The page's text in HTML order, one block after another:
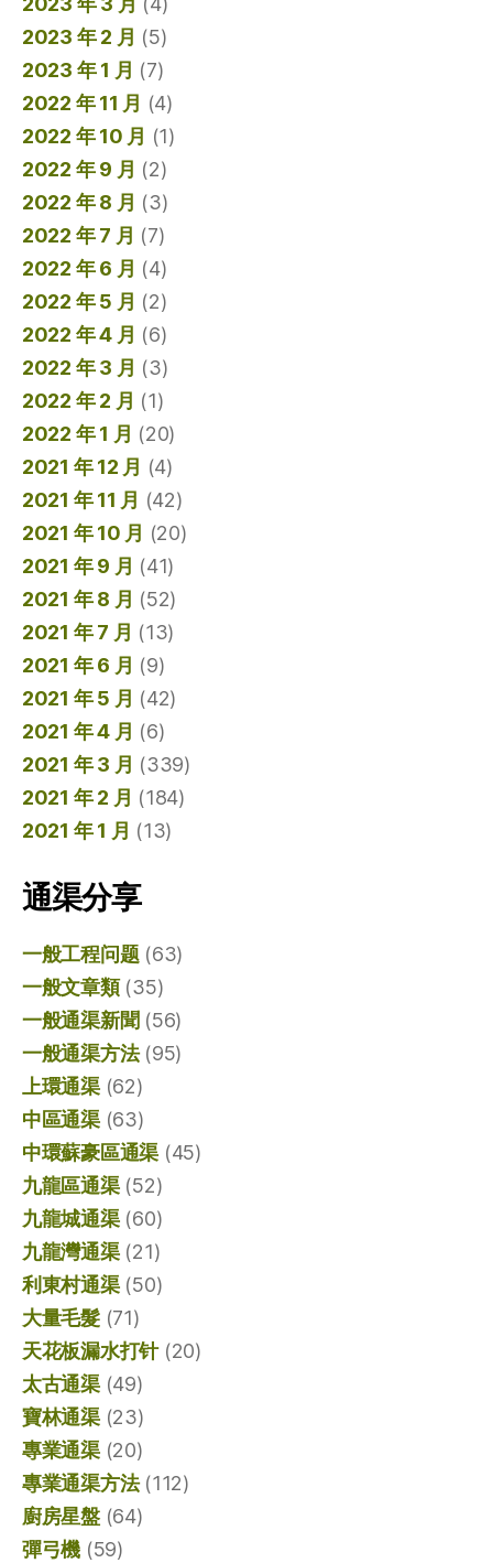
2023 年 2 月 (5)
2023 年 1 月 (7)
2022 年 11 月 (4)
2022 年 10 月 (1)
2022 年 9 月 (2)
2022 年 8 月 (3)
2022 年 7 月 (7)
2022 年 6 月 (4)
2022 年 5 月 (2)
2022 年 4 月 (6)
2022 年 3 月 (3)
2022 年 2 月 (1)
2022 年 1 月 (20)
2021 年 12 月 (4)
2021 年 11 月 (42)
2021 年 10 月 (20)
2021 年 9 月 (41)
2021 年 8 月 (52)
2021 年 7 月 (13)
2021 年 6 月 (9)
2021 年 5 月 (42)
2021 年 4 月 (6)
2021 年 3 月 (339)
2021 年 2 月 (184)
2021 年 1 月 (13)
通渠分享
一般工程问题(63)
一般文章類(35)
一般通渠新聞 (56)
一般通渠方法(95)
上環通渠(62)
中區通渠(63)
中環蘇豪區通渠 (45)
九龍區通渠(52)
九龍城通渠(60)
九龍灣通渠(21)
利東村通渠(50)
大量毛髮(71)
天花板漏水打针(20)
太古通渠(49)
寶林通渠(23)
專業通渠(20)
專業通渠方法(112)
廚房星盤(64)
彈弓機 (59)